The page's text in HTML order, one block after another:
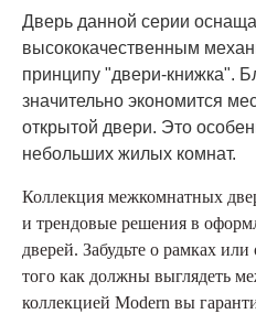
Дверь данной серии
высококачественным
принципу "двери-книжка".
значительно экономится
открытой двери. Это
небольших жилых комнат.
Коллекция межкомнатных
и трендовые решения в
дверей. Забудьте о рамках
того как должны выглядеть
коллекцией Modern вы